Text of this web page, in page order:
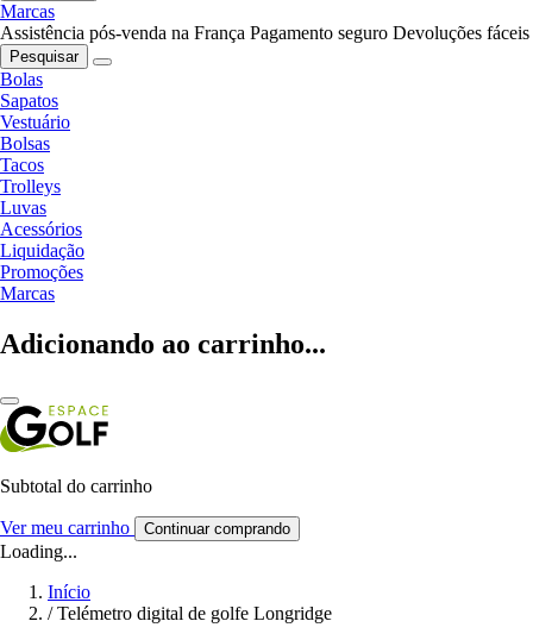
Marcas
Assistência pós-venda na França Pagamento seguro Devoluções fáceis
Pesquisar
Bolas
Sapatos
Vestuário
Bolsas
Tacos
Trolleys
Luvas
Acessórios
Liquidação
Promoções
Marcas
Adicionando ao carrinho...
Subtotal do carrinho
Ver meu carrinho Continuar comprando
Loading...
Início
/ Telémetro digital de golfe Longridge